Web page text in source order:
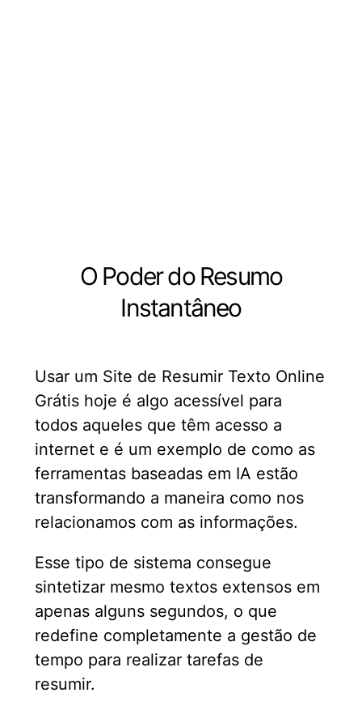
O Poder do Resumo
Instantâneo
Usar um Site de Resumir Texto Online
Grátis hoje é algo acessível para
todos aqueles que têm acesso a
internet e é um exemplo de como as
ferramentas baseadas em IA estão
transformando a maneira como nos
relacionamos com as informações.
Esse tipo de sistema consegue
sintetizar mesmo textos extensos em
apenas alguns segundos, o que
redefine completamente a gestão de
tempo para realizar tarefas de
resumir.